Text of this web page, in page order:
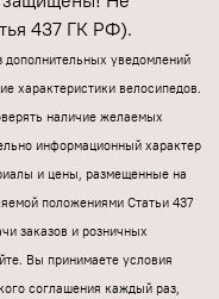
437 ГК РФ).
дополнительных уведомлений
характеристики велосипедов.
наличие желаемых
информационный характер
и цены, размещенные на
положениями Статьи 437
заказов и розничных
Вы принимаете условия
соглашения каждый раз,